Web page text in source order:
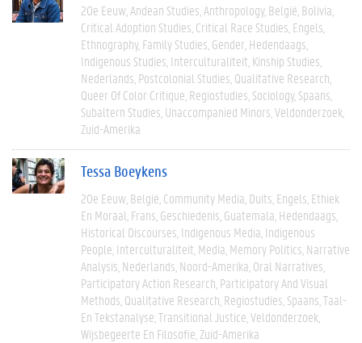
20e Eeuw Andean Studies Anthropology België Bolivia
Critical Adoption Studies Critical Race Studies Engels
Ethnography Family Studies Gender Hedendaags
Indigenous Studies Interculturaliteit Kinship Studies
Nederlands Postcolonial Studies Qualitative Research
Queer Of Color Critique Regiostudies Sociology Spaans
Subaltern Studies Unaccompanied Minors Veldonderzoek
Zuid-Amerika
Tessa Boeykens
20e Eeuw België Community Media Duits Engels Ethiek
En Moraal Frans Geschiedenis Guatemala Hedendaags
Historical Discourses Indigenous Media Indigenous
People Interculturaliteit Media Memory Politics Narrative
Analysis Nederlands Noord-Amerika Oral Narratives
Participatory Action Research Participatory And Visual
Methods Qualitative Research Regiostudies Spaans Taal-
En Tekstanalyse Transitional Justice Veldonderzoek
Wijsbegeerte En Filosofie Zuid-Amerika